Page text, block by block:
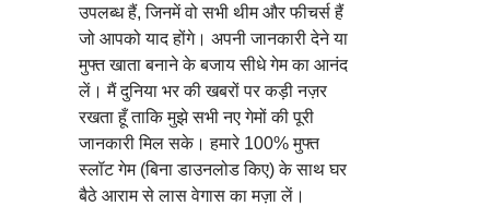
उपलब्ध हैं, जिनमें वो सभी थीम और फीचर्स हैं
जो आपको याद होंगे। अपनी जानकारी देने या
मुफ्त खाता बनाने के बजाय सीधे गेम का आनंद
लें। मैं दुनिया भर की खबरों पर कड़ी नज़र
रखता हूँ ताकि मुझे सभी नए गेमों की पूरी
जानकारी मिल सके। हमारे 100% मुफ्त
स्लॉट गेम (बिना डाउनलोड किए) के साथ घर
बैठे आराम से लास वेगास का मज़ा लें।